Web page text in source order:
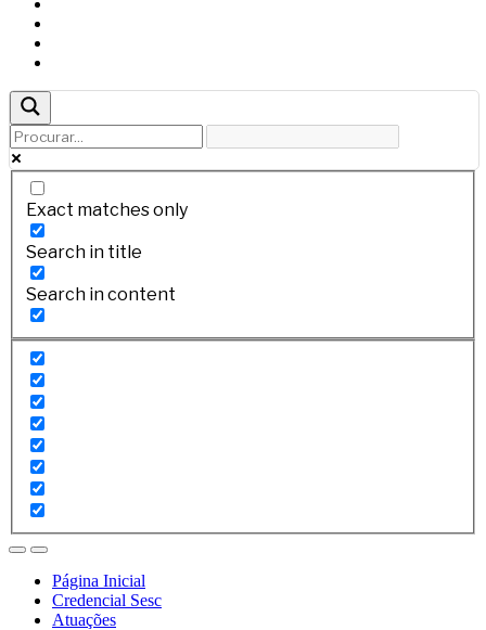
Exact matches only
Search in title
Search in content
Página Inicial
Credencial Sesc
Atuações